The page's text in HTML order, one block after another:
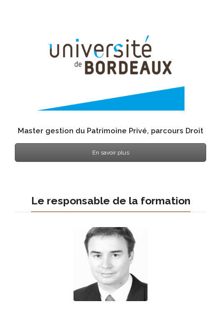
Master gestion du Patrimoine Privé, parcours Droit
En savoir plus
Le responsable de la formation